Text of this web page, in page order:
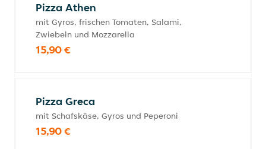
Pizza Athen
mit Gyros, frischen Tomaten, Salami,
Zwiebeln und Mozzarella
15,90 €
Pizza Greca
mit Schafskäse, Gyros und Peperoni
15,90 €